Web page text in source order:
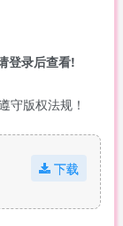
登录后查看!
守版权法规！
下载